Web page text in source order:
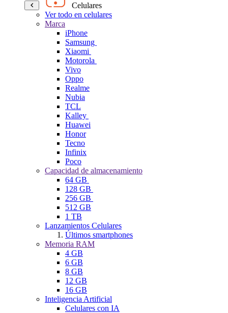
Celulares
Ver todo en celulares
Marca
iPhone
Samsung
Xiaomi
Motorola
Vivo
Oppo
Realme
Nubia
TCL
Kalley
Huawei
Honor
Tecno
Infinix
Poco
Capacidad de almacenamiento
64 GB
128 GB
256 GB
512 GB
1 TB
Lanzamientos Celulares
Últimos smartphones
Memoria RAM
4 GB
6 GB
8 GB
12 GB
16 GB
Inteligencia Artificial
Celulares con IA